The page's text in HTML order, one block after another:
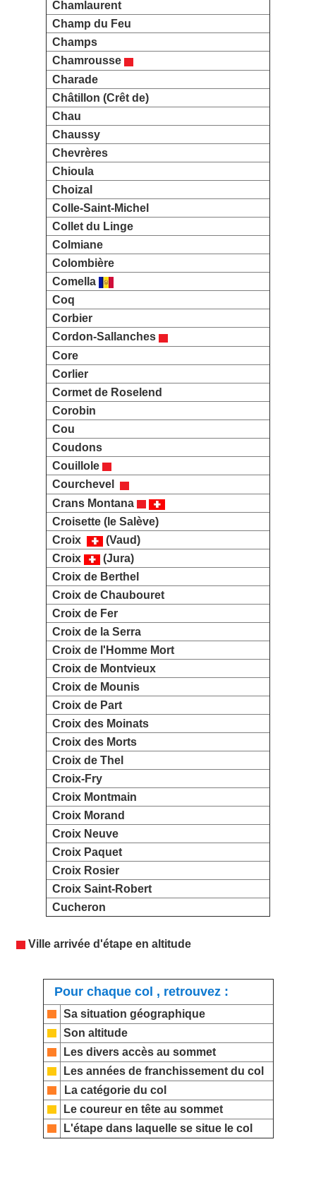
Chamlaurent
Champ du Feu
Champs
Chamrousse
Charade
Châtillon (Crêt de)
Chau
Chaussy
Chevrères
Chioula
Choizal
Colle-Saint-Michel
Collet du Linge
Colmiane
Colombière
Comella
Coq
Corbier
Cordon-Sallanches
Core
Corlier
Cormet de Roselend
Corobin
Cou
Coudons
Couillole
Courchevel
Crans Montana
Croisette (le Salève)
Croix
(Vaud)
Croix
(Jura)
Croix de Berthel
Croix de Chaubouret
Croix de Fer
Croix de la Serra
Croix de l'Homme Mort
Croix de Montvieux
Croix de Mounis
Croix de Part
Croix des Moinats
Croix des Morts
Croix de Thel
Croix-Fry
Croix Montmain
Croix Morand
Croix Neuve
Croix Paquet
Croix Rosier
Croix Saint-Robert
Cucheron
Ville arrivée d'étape en altitude
Pour chaque col , retrouvez :
Sa situation géographique
Son altitude
Les divers accès au sommet
Les années de franchissement du col
La catégorie du col
Le coureur en tête au sommet
L'étape dans laquelle se situe le col